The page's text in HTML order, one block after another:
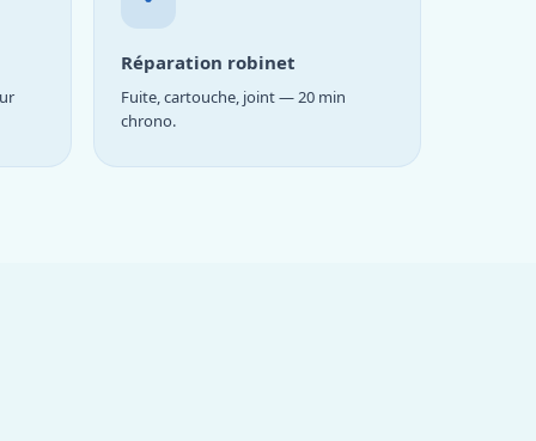
Réparation robinet
Fuite, cartouche, joint — 20 min
chrono.